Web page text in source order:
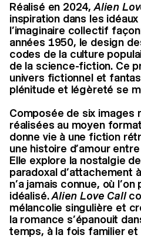
Réalisé en 2024,Alien
inspiration dans les
l’imaginaire collectif
années 1950, le design
codes de la culture
de la science-fiction. Ce
univers fictionnel et
plénitude et légèreté se
Composée de six images
réalisées au moyen
donne vie à une fiction
une histoire d’amour
Elle explore la nostalgie
paradoxal d’attachement
n’a jamais connue, où
idéalisé.Alien Love Call
mélancolie singulière et
la romance s’épanouit
temps, à la fois familier et